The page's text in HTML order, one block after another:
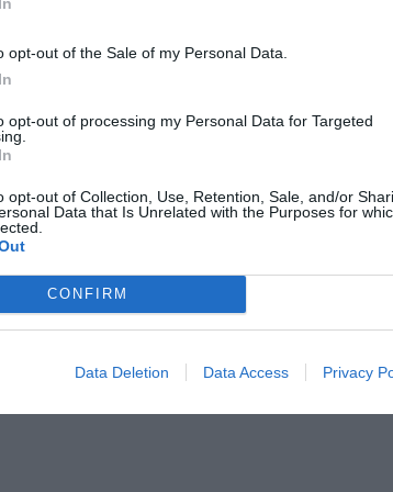
opt-out of the Sale of my Personal Data.
opt-out of processing my Personal Data for Targeted
opt-out of Collection, Use, Retention, Sale, and/or
Data that Is Unrelated with the Purposes for
CONFIRM
Data Deletion Data Access Privacy
μέλλον των παιδιών μας, κανείς δεν θα
Γονέων των Μαθητών της Καλαμαριάς
τα σπίτια τους, που κόπηκε το
τους. Διεκδικήσαμε, μαζί με
σχολικά γεύματα σε όλα τα σχολεία,
με ευθύνη του Δήμου,
Και δεν θα σταματήσουμε να
μαζί με άλλους φορείς
μας. Καλούμε όλα τα μέλη μας, όλους
παρόν στην απεργία στις 9 Νοέμβρη.
να κρυώνει και να νιώθει